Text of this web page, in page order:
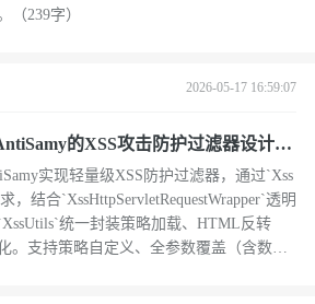
（239字）
2026-05-17 16:59:07
的XSS攻击防护过滤器设计与
实现轻量级XSS防护过滤器，通过`Xss
，结合`XssHttpServletRequestWrapper`透明
统一封装策略加载、HTML反转
。支持策略自定义、全参数覆盖（含数组/